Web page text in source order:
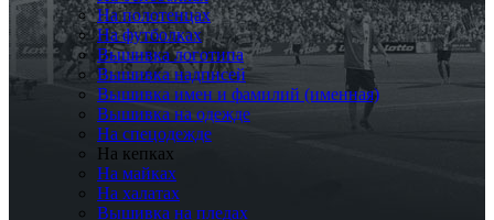
На полотенцах
На футболках
Вышивка логотипа
Вышивка надписей
Вышивка имен и фамилий (именная)
Вышивка на одежде
На спецодежде
На кепках
На майках
На халатах
Вышивка на пледах